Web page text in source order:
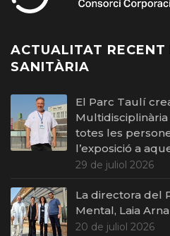
ACTUALITAT RECENT
SANITÀRIA
El Parc Taulí
totes les
l’exposició a
29 de juliol 2026
La directora del
Mental, Laia
20 de juliol 2026